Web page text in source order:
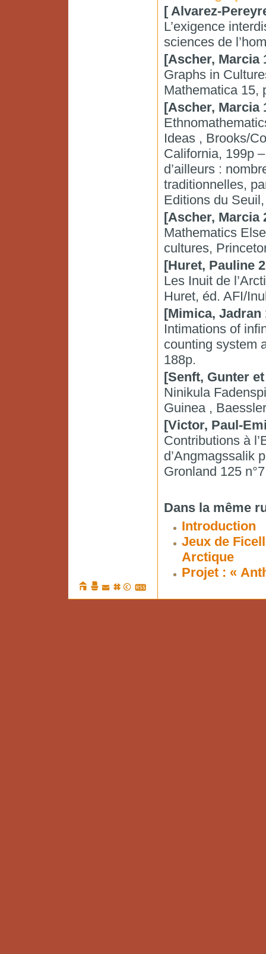
[ Alvarez-
L’exigence
sciences de
[Ascher, Marcia
Graphs in
Mathematica 15,
[Ascher, Marcia
Ideas , Brooks/
California, 199p
d’ailleurs :
traditionnelles,
Editions du
[Ascher, Marcia
Mathematics
cultures,
[Huret, Pauline
Les Inuit de
Huret, éd. AFI/
[Mimica, Jadran
Intimations of
counting system
188p.
[Senft, Gunter
Ninikula
Guinea ,
[Victor, Paul-
Contributions à
d’Angmagssalik
Gronland 125
Dans la même
Introduction
Jeux de
Arctique
Projet : «